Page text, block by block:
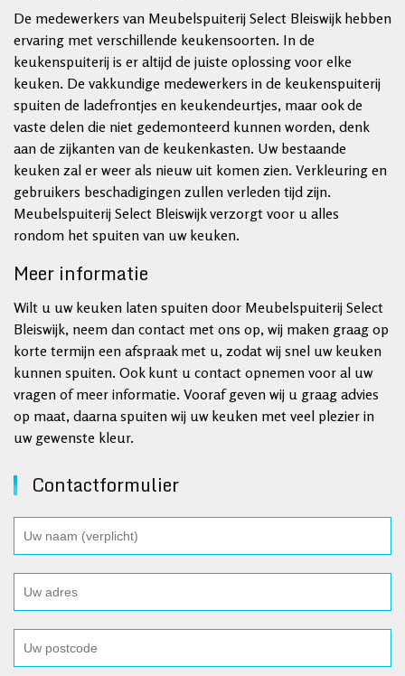
De medewerkers van Meubelspuiterij Select Bleiswijk hebben
ervaring met verschillende keukensoorten. In de
keukenspuiterij is er altijd de juiste oplossing voor elke
keuken. De vakkundige medewerkers in de keukenspuiterij
spuiten de ladefrontjes en keukendeurtjes, maar ook de
vaste delen die niet gedemonteerd kunnen worden, denk
aan de zijkanten van de keukenkasten. Uw bestaande
keuken zal er weer als nieuw uit komen zien. Verkleuring en
gebruikers beschadigingen zullen verleden tijd zijn.
Meubelspuiterij Select Bleiswijk verzorgt voor u alles
rondom het spuiten van uw keuken.
Meer informatie
Wilt u uw keuken laten spuiten door Meubelspuiterij Select
Bleiswijk, neem dan contact met ons op, wij maken graag op
korte termijn een afspraak met u, zodat wij snel uw keuken
kunnen spuiten. Ook kunt u contact opnemen voor al uw
vragen of meer informatie. Vooraf geven wij u graag advies
op maat, daarna spuiten wij uw keuken met veel plezier in
uw gewenste kleur.
Contactformulier